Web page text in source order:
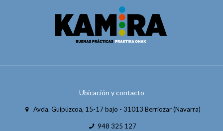
Ubicación y contacto
Avda. Guipúzcoa, 15-17 bajo - 31013 Berriozar (Navarra)
948 325 127